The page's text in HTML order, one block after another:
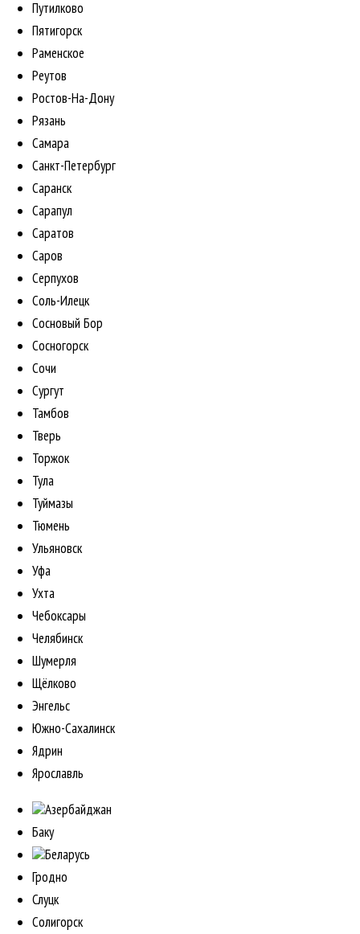
Путилково
Пятигорск
Раменское
Реутов
Ростов-На-Дону
Рязань
Самара
Санкт-Петербург
Саранск
Сарапул
Саратов
Саров
Серпухов
Соль-Илецк
Сосновый Бор
Сосногорск
Сочи
Сургут
Тамбов
Тверь
Торжок
Тула
Туймазы
Тюмень
Ульяновск
Уфа
Ухта
Чебоксары
Челябинск
Шумерля
Щёлково
Энгельс
Южно-Сахалинск
Ядрин
Ярославль
Азербайджан
Баку
Беларусь
Гродно
Слуцк
Солигорск